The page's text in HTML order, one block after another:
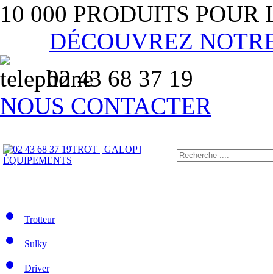
10 000 PRODUITS
DÉCOUVREZ
02 43 68 37 19
NOUS CONTACTER
TROT | GALOP |
ÉQUIPEMENTS
Trotteur
Sulky
Driver